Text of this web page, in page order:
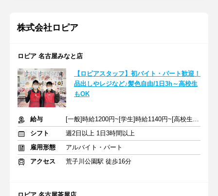
株式会社ロピア
ロピア 名古屋みなと店
【ロピアスタッフ】初バイト・パート歓迎！
品出しやレジなど♪髪色自由/1日3h～高校生
もOK
給与
[一般]時給1200円~[学生]時給1140円~[高校生]時給1140円~+交通費
シフト
週2日以上 1日3時間以上
雇用形態
アルバイト・パート
アクセス
荒子川公園駅 徒歩16分